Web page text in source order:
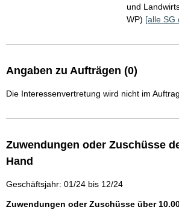
und
WP) [alle SG
Angaben zu Aufträgen (0)
Die Interessenvertretung wird nicht im
Zuwendungen oder Zuschüsse
Hand
Geschäftsjahr: 01/24 bis 12/24
Zuwendungen oder Zuschüsse über